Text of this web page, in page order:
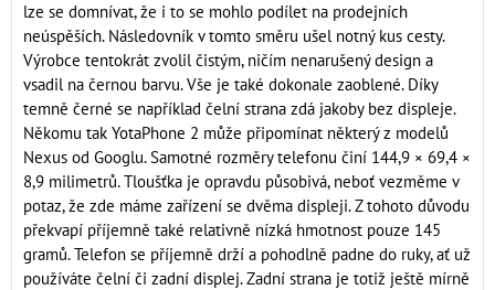
lze se domnívat, že i to se mohlo podílet na prodejních
neúspěších. Následovník v tomto směru ušel notný kus cesty.
Výrobce tentokrát zvolil čistým, ničím nenarušený design a
vsadil na černou barvu. Vše je také dokonale zaoblené. Díky
temně černé se například čelní strana zdá jakoby bez displeje.
Někomu tak YotaPhone 2 může připomínat některý z modelů
Nexus od Googlu. Samotné rozměry telefonu činí 144,9 × 69,4 ×
8,9 milimetrů. Tloušťka je opravdu působivá, neboť vezměme v
potaz, že zde máme zařízení se dvěma displeji. Z tohoto důvodu
překvapí příjemně také relativně nízká hmotnost pouze 145
gramů. Telefon se příjemně drží a pohodlně padne do ruky, ať už
používáte čelní či zadní displej. Zadní strana je totiž ještě mírně